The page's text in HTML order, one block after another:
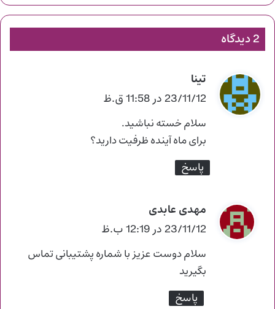
2 دیدگاه
تینا
ف
ت
:
23/11/12 در 11:58 ق.ظ
سلام خسته نباشید.
برای ماه آینده ظرفیت دارید؟
پاسخ
مهدی عابدی
ف
ت
23/11/12 در 12:19 ب.ظ
سلام دوست عزیز با شماره پشتیبانی تماس
بگیرید
پاسخ